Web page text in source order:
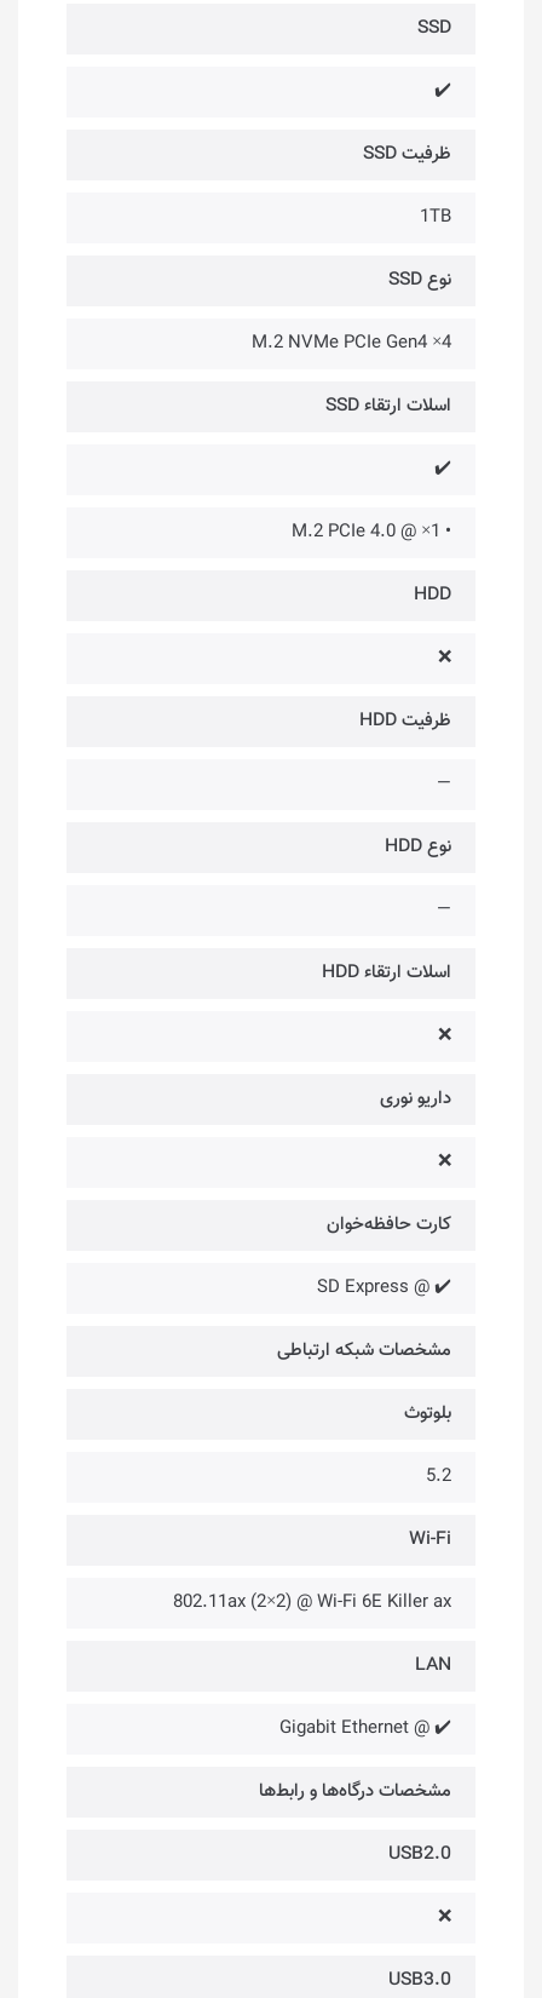
SSD
✔️
ظرفیت SSD
1TB
نوع SSD
M.2 NVMe PCIe Gen4 ×4
اسلات ارتقاء SSD
✔️
• 1× @ M.2 PCIe 4.0
HDD
❌
ظرفیت HDD
—
نوع HDD
—
اسلات ارتقاء HDD
❌
داریو نوری
❌
کارت حافظه‌خوان
✔️ @ SD Express
مشخصات شبکه ارتباطی
بلوتوث
5.2
Wi-Fi
802.11ax (2×2) @ Wi-Fi 6E Killer ax
LAN
✔️ @ Gigabit Ethernet
مشخصات درگاه‌ها و رابط‌ها
USB2.0
❌
USB3.0